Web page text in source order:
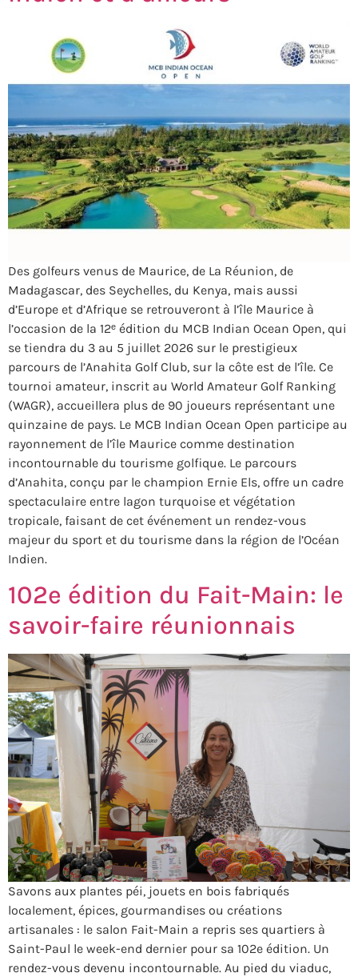
Des golfeurs venus de Maurice, de La Réunion, de
Madagascar, des Seychelles, du Kenya, mais aussi
d’Europe et d’Afrique se retrouveront à l’île Maurice à
l’occasion de la 12ᵉ édition du MCB Indian Ocean Open, qui
se tiendra du 3 au 5 juillet 2026 sur le prestigieux
parcours de l’Anahita Golf Club, sur la côte est de l’île. Ce
tournoi amateur, inscrit au World Amateur Golf Ranking
(WAGR), accueillera plus de 90 joueurs représentant une
quinzaine de pays. Le MCB Indian Ocean Open participe au
rayonnement de l’île Maurice comme destination
incontournable du tourisme golfique. Le parcours
d’Anahita, conçu par le champion Ernie Els, offre un cadre
spectaculaire entre lagon turquoise et végétation
tropicale, faisant de cet événement un rendez-vous
majeur du sport et du tourisme dans la région de l’Océan
Indien.
102e édition du Fait-Main: le
savoir-faire réunionnais
Savons aux plantes péi, jouets en bois fabriqués
localement, épices, gourmandises ou créations
artisanales : le salon Fait-Main a repris ses quartiers à
Saint-Paul le week-end dernier pour sa 102e édition. Un
rendez-vous devenu incontournable. Au pied du viaduc,